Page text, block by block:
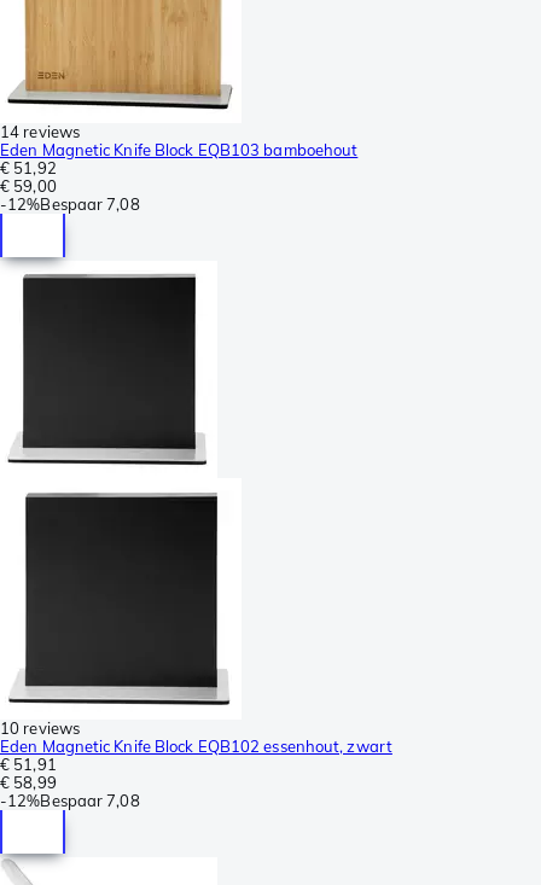
14 reviews
Eden Magnetic Knife Block EQB103 bamboehout
€ 51,92
€ 59,00
-12%Bespaar 7,08
10 reviews
Eden Magnetic Knife Block EQB102 essenhout, zwart
€ 51,91
€ 58,99
-12%Bespaar 7,08